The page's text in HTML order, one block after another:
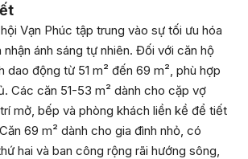
Vạn Phúc tập trung vào sự tối ưu hóa
ánh sáng tự nhiên. Đối với căn hộ
dao động từ 51 m² đến 69 m², phù hợp
Các căn 51-53 m² dành cho cặp vợ
mở, bếp và phòng khách liền kề để tiết
69 m² dành cho gia đình nhỏ, có
hai và ban công rộng rãi hướng sông,